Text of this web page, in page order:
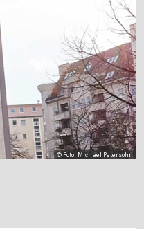
© Foto: Michael Petersohn